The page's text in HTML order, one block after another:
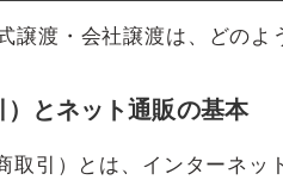
譲渡・会社譲渡は、どのよ
）とネット通販の基本
取引）とは、インターネ